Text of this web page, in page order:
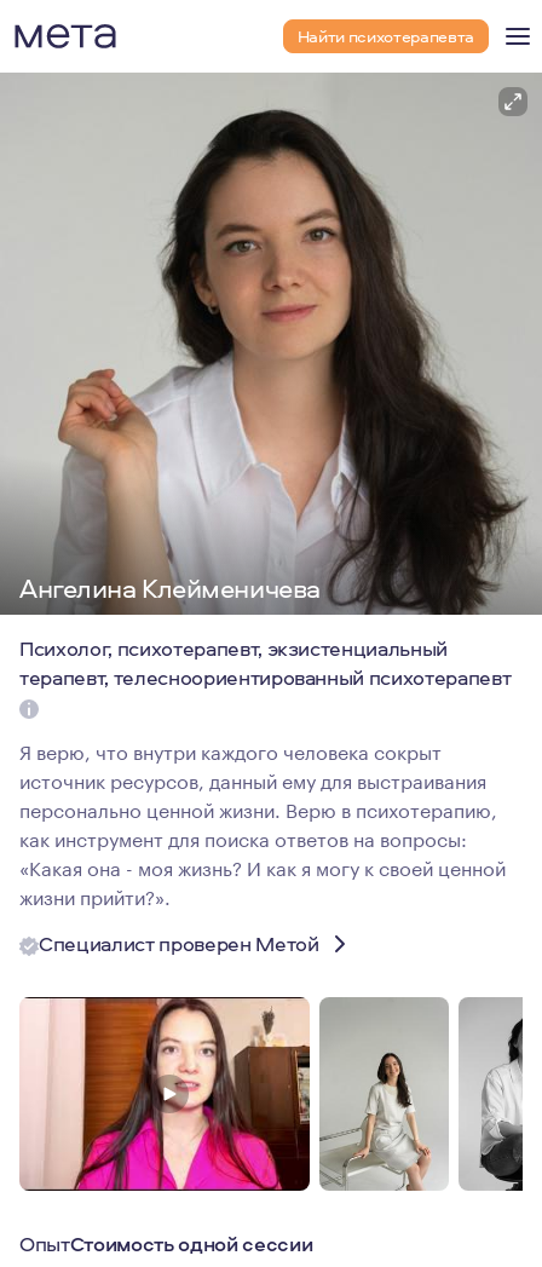
Найти психотерапевта
Ангелина Клейменичева
Психолог, психотерапевт, экзистенциальный
терапевт, телесноориентированный психотерапевт
Я верю, что внутри каждого человека сокрыт
источник ресурсов, данный ему для выстраивания
персонально ценной жизни. Верю в психотерапию,
как инструмент для поиска ответов на вопросы:
«Какая она - моя жизнь? И как я могу к своей ценной
жизни прийти?».
Специалист проверен Метой
ОпытСтоимость одной сессии